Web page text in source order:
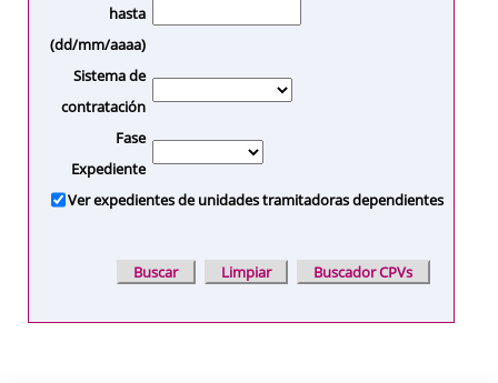
hasta
(dd/mm/aaaa)
Sistema de
contratación
Fase
Expediente
Ver expedientes de unidades tramitadoras dependientes